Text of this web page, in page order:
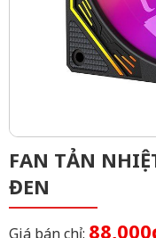
FAN TẢN
ĐEN
Giá bán chỉ: